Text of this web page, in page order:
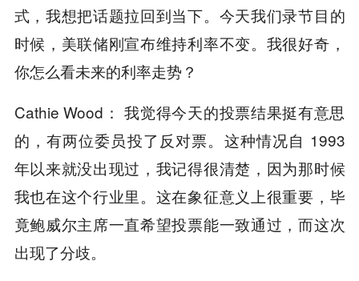
式，我想把话题拉回到当下。今天我们录节目的
时候，美联储刚宣布维持利率不变。我很好奇，
你怎么看未来的利率走势？
Cathie Wood： 我觉得今天的投票结果挺有意思
的，有两位委员投了反对票。这种情况自 1993
年以来就没出现过，我记得很清楚，因为那时候
我也在这个行业里。这在象征意义上很重要，毕
竟鲍威尔主席一直希望投票能一致通过，而这次
出现了分歧。